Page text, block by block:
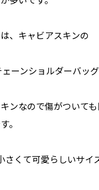
、キャビアスキンの
ーンショルダーバッグ
ンなので傷がついて
。
くて可愛らしいサイ